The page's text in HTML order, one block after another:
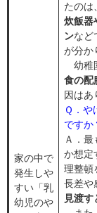
家の中で
発生しや
すい「乳
幼児のや
たのは、
炊飯器
ンなど
が分か
幼稚
食の配
因はあ
Ｑ．
ですか
Ａ．
か想定
理整頓
長差や
見渡す